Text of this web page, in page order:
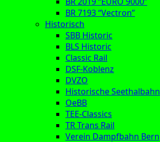
BR 7193 “Vectron”
Historisch
SBB Historic
BLS Historic
Classic Rail
DSF-Koblenz
DVZO
Historische Seethalbahn
OeBB
TEE-Classics
TR Trans Rail
Verein Dampfbahn Bern